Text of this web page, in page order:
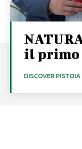
il primo
DISCOVER PISTOIA